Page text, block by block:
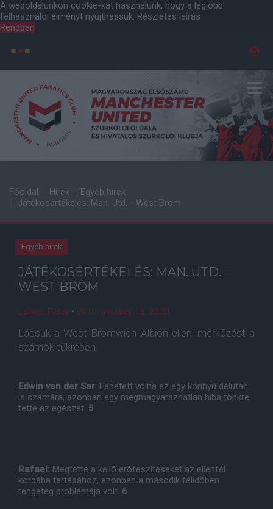
A weboldalunkon cookie-kat használunk, hogy a legjobb
felhasználói élményt nyújthassuk. Részletes leírás
Rendben
Főoldal Hírek
Egyéb hírek
Játékosértékelés: Man. Utd. - West Brom
Egyéb hírek
JÁTÉKOSÉRTÉKELÉS: MAN. UTD. -
WEST BROM
Lakner Péter • 2010. október. 16. 20:51
Lássuk a West Bromwich Albion elleni mérkõzést a
számok tükrében.
Edwin van der Sar: Lehetett volna ez egy könnyû délután
is számára, azonban egy megmagyarázhatlan hiba tönkre
tette az egészet. 5
Rafael: Megtette a kellõ erõfeszítéseket az ellenfél
kordába tartásához, azonban a második félidõben
rengeteg problémája volt. 6